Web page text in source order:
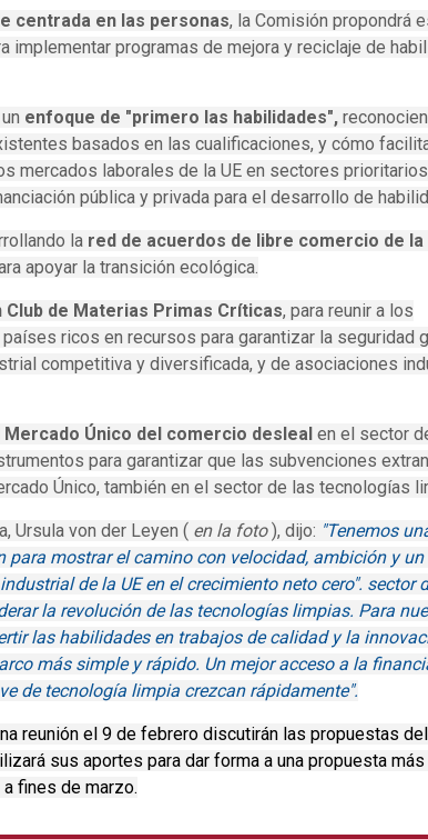
centrada en las personas, la Comisión propondrá
implementar programas de mejora y reciclaje de
enfoque de "primero las habilidades",
basados ​​en las cualificaciones, y cómo
mercados laborales de la UE en sectores
pública y privada para el desarrollo de
la red de acuerdos de libre comercio de la
apoyar la transición ecológica.
Club de Materias Primas Críticas, para reunir a los
ricos en recursos para garantizar la seguridad
competitiva y diversificada, y de asociaciones
Único del comercio desleal en el sector
para garantizar que las subvenciones
Único, también en el sector de las tecnologías
Ursula von der Leyen ( en la foto), dijo: "Tenemos
para mostrar el camino con velocidad, ambición y un
de la UE en el crecimiento neto cero". sector
la revolución de las tecnologías limpias. Para
las habilidades en trabajos de calidad y la
más simple y rápido. Un mejor acceso a la
de tecnología limpia crezcan rápidamente".
reunión el 9 de febrero discutirán las propuestas
sus aportes para dar forma a una propuesta
fines de marzo.